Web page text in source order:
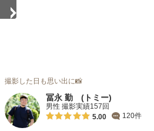
撮影した日も思い出に📸
冨永 勤 (トミー)
男性 撮影実績157回
5.00
120件